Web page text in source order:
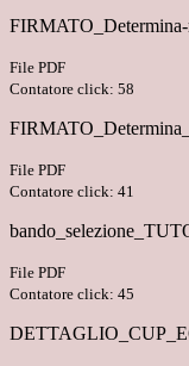
File PDF
Contatore click: 58
File PDF
Contatore click: 41
File PDF
Contatore click: 45